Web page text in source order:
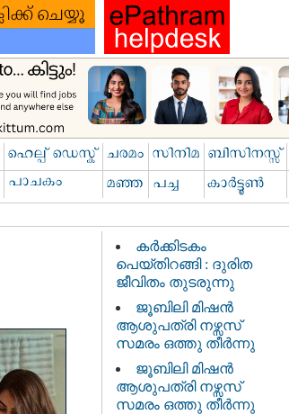
കർക്കിടകം
പെയ്തിറങ്ങി : ദുരിത
ജീവിതം തുടരുന്നു
ജൂബിലി മിഷൻ
ആശുപത്രി നഴ്സസ്
സമരം ഒത്തു തീർന്നു
ജൂബിലി മിഷൻ
ആശുപത്രി നഴ്സസ്
സമരം ഒത്തു തീർന്നു